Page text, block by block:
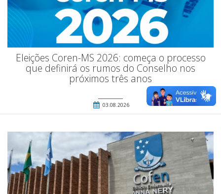
Eleições Coren-MS 2026: começa o processo
que definirá os rumos do Conselho nos
próximos três anos
03.08.2026